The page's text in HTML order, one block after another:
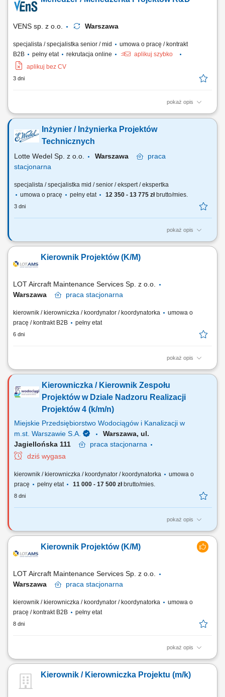
regulaminów i materiałów szkoleniowych; Koordynowanie pracy
VENS sp. z o.o. Warszawa
specjalista / specjalistka senior / mid
umowa o pracę / kontrakt
B2B
pełny etat rekrutacja online
aplikuj szybko
aplikuj bez CV
3 dni
pokaż opis
prowadzenie projektów związanych z rozwojem wyrobów medycznych
harmonogramów, budżetów oraz monitorowanie realizacji założeń
projektowych, koordynowanie pracy zespołów R&D, jakości, produkcji,
Inżynier / Inżynierka Projektów
Technicznych
Lotte Wedel Sp. z o.o. Warszawa
praca
stacjonarna
specjalista / specjalistka mid / senior / ekspert / ekspertka
umowa o pracę
pełny etat 12 350 - 13 775 złbrutto/mies.
3 dni
pokaż opis
Sprawdź mieszankę zadań, które czekają na Ciebie w nowej pracy.
projektów technicznych, inwestycyjnych, modernizacyjnych i
wdrożeniowych w zakładzie produkcyjnym. Udział w zbieraniu,
Kierownik Projektów (K/M)
LOT Aircraft Maintenance Services Sp. z o.o.
Warszawa
praca stacjonarna
kierownik / kierowniczka / koordynator / koordynatorka
umowa o
pracę / kontrakt B2B
pełny etat
6 dni
pokaż opis
Obowiązki na stanowisku: Całościowe nadzorowanie realizacji
wykonawstwo, aż po rozliczenie końcowe. Organizacja pracy zespołów
inżynieryjnych, zakupowych oraz zewnętrznych podwykonawców
zaangażowanych w modernizacje sprzętu....
Kierowniczka / Kierownik Zespołu
Projektów w Dziale Nadzoru Realizacji
Projektów 4 (k/m/n)
Miejskie Przedsiębiorstwo Wodociągów i Kanalizacji w
m.st. Warszawie S.A.
Warszawa, ul.
Jagiellońska 111
praca stacjonarna
dziś wygasa
kierownik / kierowniczka / koordynator / koordynatorka
umowa o
pracę
pełny etat 11 000 - 17 500 złbrutto/mies.
8 dni
pokaż opis
Jakie będą Twoje obowiązki? planowanie, organizacja i nadzór nad
siecią wodociągową w czasie rzeczywistym) zgodnie z
harmonogramem, budżetem i wymaganiami technicznymi; koordynacja
Kierownik Projektów (K/M)
LOT Aircraft Maintenance Services Sp. z o.o.
Warszawa
praca stacjonarna
kierownik / kierowniczka / koordynator / koordynatorka
umowa o
pracę / kontrakt B2B
pełny etat
8 dni
pokaż opis
Obowiązki na stanowisku: kompleksowe zarządzanie projektami MRO –
końcowego i rozliczenia projektu; koordynowanie pracy zespołów
technicznych, operacyjnych, zakupowych i logistycznych oraz
Kierownik / Kierowniczka Projektu (m/k)